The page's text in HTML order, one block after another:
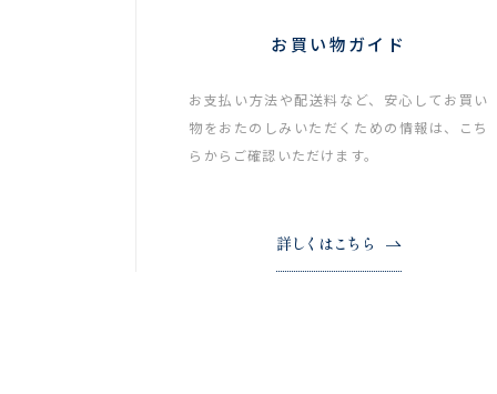
お買い物ガイド
お支払い方法や配送料など、安心してお買い
物をおたのしみいただくための情報は、こち
らからご確認いただけます。
詳しくはこちら